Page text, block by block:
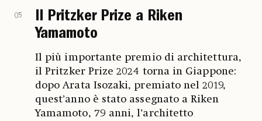
05
Il Pritzker Prize a Riken
Yamamoto
Il più importante premio di architettura,
il Pritzker Prize 2024 torna in Giappone:
dopo Arata Isozaki, premiato nel 2019,
quest’anno è stato assegnato a Riken
Yamamoto, 79 anni, l’architetto